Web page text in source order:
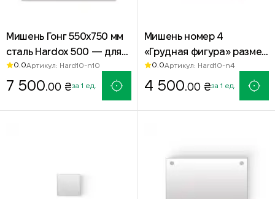
Мишень Гонг 550х750 мм
сталь Hardox 500 — для
стрельбы из ручного
пулемета
0.0Артикул: Hard10-n10
7 500 .00 ₴за 1 ед.
Мишень номер 4
«Грудная фигура» размер
500х500 мм — сталь
Hardox 500
0.0Артикул: Hard10-n4
4 500 .00 ₴за 1 ед.